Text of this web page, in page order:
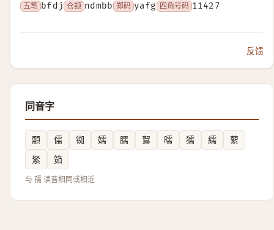
五笔 bfdj 仓颉 ndmbb 郑码 yafg 四角号码 11427
反馈
同音字
䫱 儒 铷 嬬 臑 鴽 曘 獳 繻
蕠
䋈
筎
与 孺 读音相同或相近